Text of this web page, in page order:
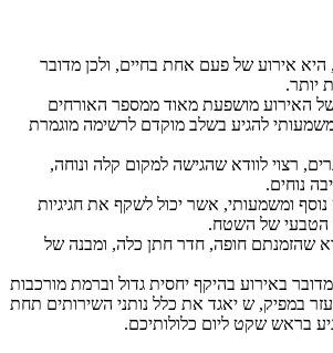
היא אירוע של פעם אחת בחיים, ולכן מדובר
יותר.
האירוע מושפעת מאוד ממספר האורחים
משמעותי להגיע בשלב מוקדם לרשימה מוגמרת
רצוי לוודא שהגישה למקום קלה ונוחה,
נוחים.
ומשמעותי, אשר יכול לשקף את חגיגיות
הטבעי של השטח.
שהזמנתם חופה, חדר חתן כלה, ומבנה של
באירוע בהיקף יחסית גדול וברמת מורכבות
במפיק, ש יאגד את כלל נותני השירותים תחת
בראש שקט ליום כלולותיכם.